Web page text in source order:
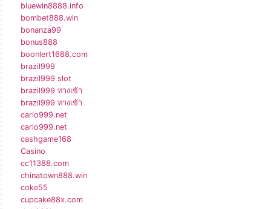
bluewin8888.info
bombet888.win
bonanza99
bonus888
boonlert1688.com
brazil999
brazil999 slot
brazil999 ทางเข้า
brazil999 ทางเข้า
carlo999.net
carlo999.net
cashgame168
Casino
cc11388.com
chinatown888.win
coke55
cupcake88x.com